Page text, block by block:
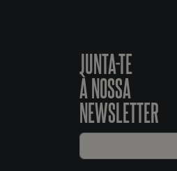
JUNTA-TE
À NOSSA
NEWSLETTER